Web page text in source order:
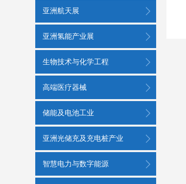
亚洲航天展
亚洲氢能产业展
生物技术与化学工程
高端医疗器械
储能及电池工业
亚洲光储充及充电桩产业
智慧电力与数字能源